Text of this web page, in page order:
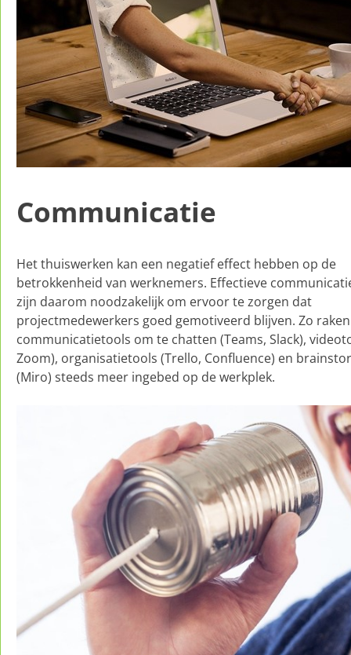
Communicatie
Het thuiswerken kan een negatief effect hebben op de
betrokkenheid van werknemers. Effectieve
zijn daarom noodzakelijk om ervoor te zorgen dat
projectmedewerkers goed gemotiveerd blijven. Zo
communicatietools om te chatten (Teams, Slack),
Zoom), organisatietools (Trello, Confluence) en
(Miro) steeds meer ingebed op de werkplek.